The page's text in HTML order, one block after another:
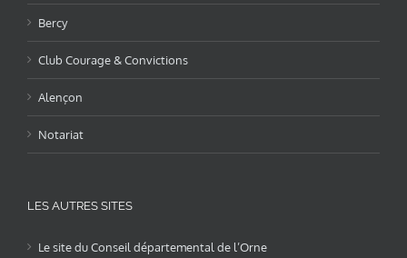
Bercy
Club Courage & Convictions
Alençon
Notariat
LES AUTRES SITES
Le site du Conseil départemental de l’Orne